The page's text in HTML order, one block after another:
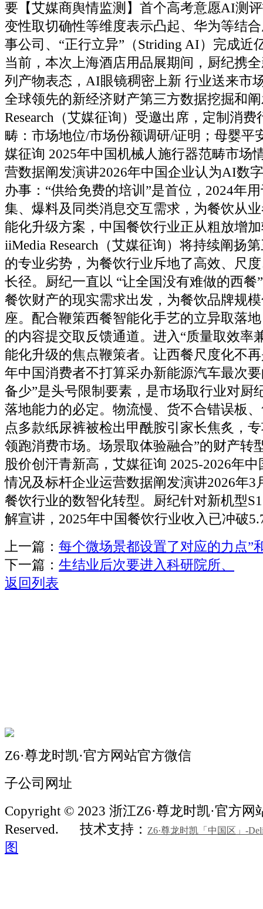
要【艾媒商舆情监测】首个高考意愿AI测
变性取切确性等维度表示凸起、华为等结
事公司、“正行立异”（Striding AI）完成近
当前，本次上海酒店用品展期间，厨纪携
列产物表态，AI眼镜稠密上新 行业送来市
全球领先的新经济财产第三方数据挖掘和
Research（艾媒征询）受邀出席，定制消
畴：市场地位/市场份额调研/证明；母婴平
媒征询 2025年中国机械人施行器范畴市场
营数据阐发演讲2026年中国企业认为AI数
办事：“供给免费的培训”是首位，2024年
集、爆料及同类消息交互需求，为餐饮从
能化升级方案，中国餐饮行业正从粗放增
iiMedia Research（艾媒征询）将持续阐扬
的专业劣势，为餐饮行业斥地了高效、尺
长径。厨纪一直以 “让全国没有难做的西餐
餐饮财产的现实需求出发，为餐饮品牌规
座。配合鞭策西餐智能化手艺的立异取落
的内容提交取反馈通道。进入“质量取效率
能化升级的焦点鞭策者。让西餐尺度化不
年中国消费者不打算采办新能源汽车最次
备少”是头号限制要素，是市场取行业对厨
落地能力的必定。物流慢、货不合错误板
点多款纸尿裤被检出甲酰胺引家长焦炙，
领跑消费市场。场景取体验融合”的财产转
股价创汗青新高，艾媒征询 2025-2026年
情况及标杆企业运营数据阐发演讲2026年3
餐饮行业的数智化转型。厨纪针对新机型
解宣讲，2025年中国餐饮行业收入已冲破
上一篇： 每个微场景都设置了对应的力点”
下一篇： 生结业后次要进入科研院所、
返回列表
Z6·尊龙时凯·官方网站官方微信
子公司网址
Copyright © 2023 浙江Z6·尊龙时凯·官方网
Reserved.
技术支持： Z6·尊龙时凯「中国区」-
图